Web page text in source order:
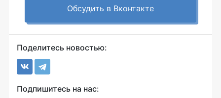
Обсудить в Вконтакте
Поделитесь новостью:
Подпишитесь на нас: